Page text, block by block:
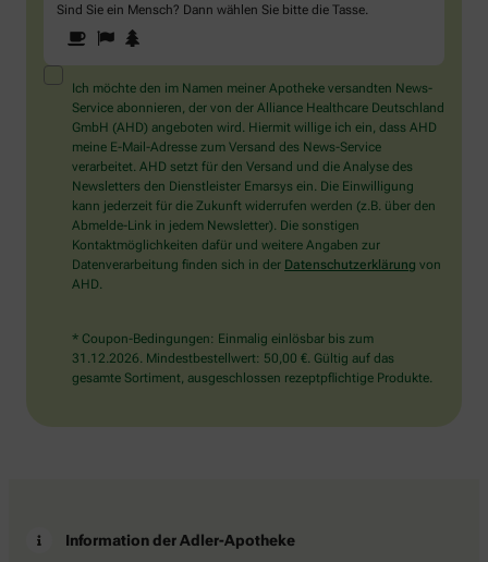
Sind Sie ein Mensch? Dann wählen Sie bitte die Tasse.
Sind
Sie
ein
Mensch?
Dann
wählen
Sie
bitte
die
Tasse.
1 2
Ich möchte den im Namen meiner Apotheke versandten News-
Service abonnieren, der von der Alliance Healthcare Deutschland
GmbH (AHD) angeboten wird. Hiermit willige ich ein, dass AHD
meine E-Mail-Adresse zum Versand des News-Service
verarbeitet. AHD setzt für den Versand und die Analyse des
Newsletters den Dienstleister Emarsys ein. Die Einwilligung
kann jederzeit für die Zukunft widerrufen werden (z.B. über den
Abmelde-Link in jedem Newsletter). Die sonstigen
Kontaktmöglichkeiten dafür und weitere Angaben zur
Datenverarbeitung finden sich in der Datenschutzerklärung von
AHD.
* Coupon-Bedingungen: Einmalig einlösbar bis zum
31.12.2026. Mindestbestellwert: 50,00 €. Gültig auf das
gesamte Sortiment, ausgeschlossen rezeptpflichtige Produkte.
Information der Adler-Apotheke